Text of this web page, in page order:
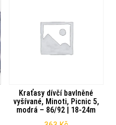
Kraťasy dívčí bavlněné
vyšívané, Minoti, Picnic 5,
modrá – 86/92 | 18-24m